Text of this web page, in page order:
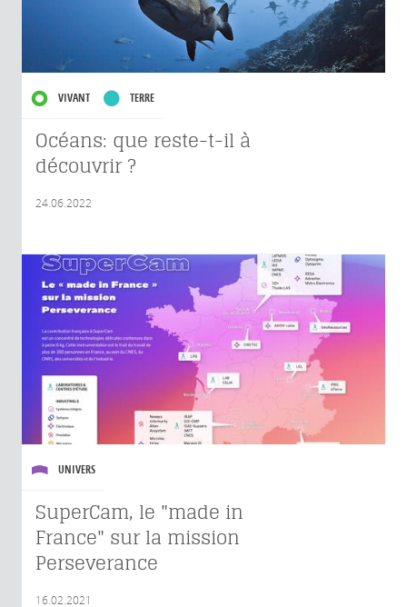
VIVANT TERRE
Océans: que reste-t-il à
découvrir ?
24.06.2022
UNIVERS
SuperCam, le "made in
France" sur la mission
Perseverance
16.02.2021